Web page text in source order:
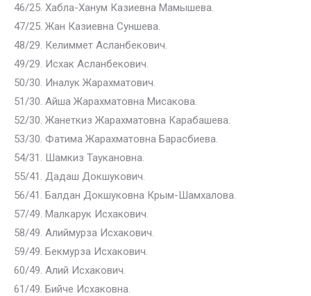
46/25. Хабла-Ханум Казиевна Мамышева.
47/25. Жан Казиевна Суншева.
48/29. Келиммет Асланбекович.
49/29. Исхак Асланбекович.
50/30. Иналук Жарахматович.
51/30. Айша Жарахматовна Мисакова.
52/30. Жанеткиз Жарахматовна Карабашева.
53/30. Фатима Жарахматовна Барасбиева.
54/31. Шамкиз Таукановна.
55/41. Дадаш Докшукович.
56/41. Балдан Докшуковна Крым-Шамхалова.
57/49. Малкарук Исхакович.
58/49. Алиймурза Исхакович.
59/49. Бекмурза Исхакович.
60/49. Алий Исхакович.
61/49. Бийче Исхаковна.